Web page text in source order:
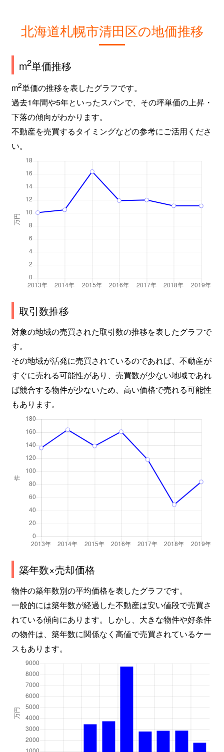
北海道札幌市清田区の地価推移
m2単価推移
m2単価の推移を表したグラフです。
過去1年間や5年といったスパンで、その坪単価の上昇・
下落の傾向がわかります。
不動産を売買するタイミングなどの参考にご活用くださ
い。
取引数推移
対象の地域の売買された取引数の推移を表したグラフで
す。
その地域が活発に売買されているのであれば、不動産が
すぐに売れる可能性があり、売買数が少ない地域であれ
ば競合する物件が少ないため、高い価格で売れる可能性
もあります。
築年数×売却価格
物件の築年数別の平均価格を表したグラフです。
一般的には築年数が経過した不動産は安い値段で売買さ
れている傾向にあります。しかし、大きな物件や好条件
の物件は、築年数に関係なく高値で売買されているケー
スもあります。